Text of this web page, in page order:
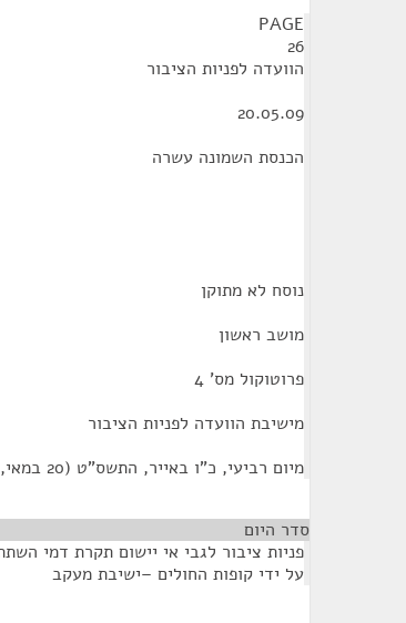
PAGE
26
הוועדה לפניות הציבור
20.05.09
הכנסת השמונה עשרה
נוסח לא מתוקן
מושב ראשון
פרוטוקול מס' 4
מישיבת הוועדה לפניות הציבור
מיום רביעי, כ"ו באייר, התשס"ט (20 במאי, 2009) בשעה 10:00
סדר היום
פניות ציבור לגבי אי יישום תקרת דמי
על ידי קופות החולים –ישיבת מעקב